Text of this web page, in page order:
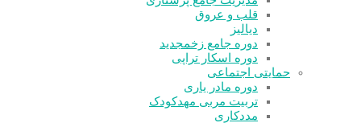
قلب و عروق
دیالیز
دوره جامع زخمجدید
دوره اسکار تراپی
حمایتی اجتماعی
دوره مادر یاری
تربیت مربی مهدکودک
مددکاری